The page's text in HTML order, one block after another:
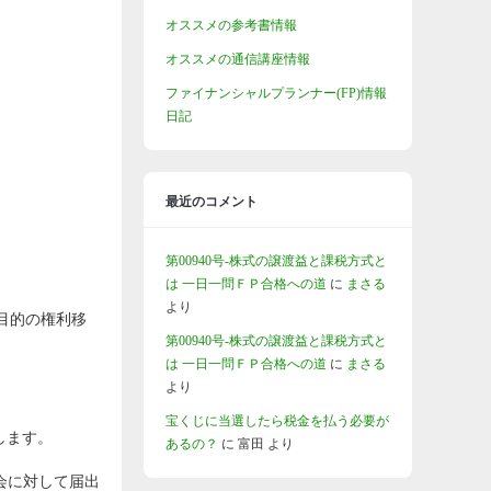
的の権利移
す。
に対して届出
オススメの参考書情報
オススメの通信講座情報
ファイナンシャルプランナー(FP)情報
日記
最近のコメント
第00940号-株式の譲渡益と課税方式と
は 一日一問ＦＰ合格への道 に まさる
より
第00940号-株式の譲渡益と課税方式と
は 一日一問ＦＰ合格への道 に まさる
より
宝くじに当選したら税金を払う必要が
あるの？ に 富田 より